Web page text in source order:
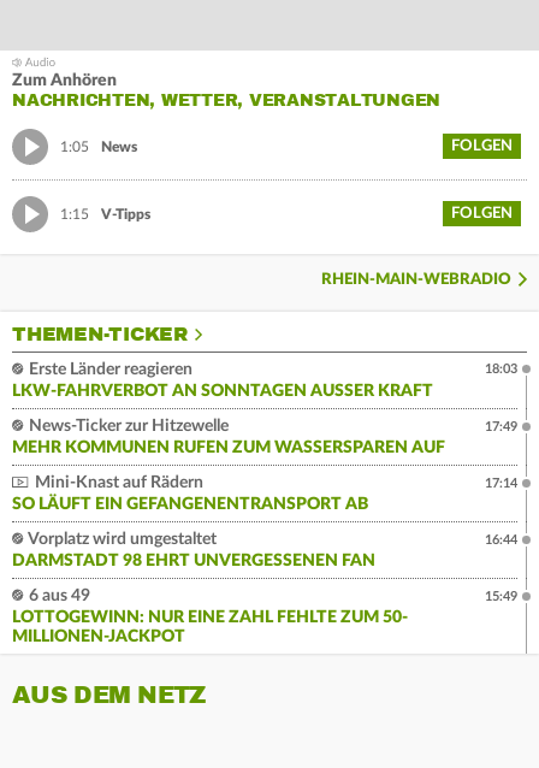
Zum Anhören
NACHRICHTEN, WETTER, VERANSTALTUNGEN
1:05 News FOLGEN
1:15 V-Tipps FOLGEN
RHEIN-MAIN-WEBRADIO
THEMEN-TICKER
Erste Länder reagieren
LKW-FAHRVERBOT AN SONNTAGEN AUSSER KRAFT
18:03
News-Ticker zur Hitzewelle
MEHR KOMMUNEN RUFEN ZUM WASSERSPAREN AUF
17:49
Mini-Knast auf Rädern
SO LÄUFT EIN GEFANGENENTRANSPORT AB
17:14
Vorplatz wird umgestaltet
DARMSTADT 98 EHRT UNVERGESSENEN FAN
16:44
6 aus 49
LOTTOGEWINN: NUR EINE ZAHL FEHLTE ZUM 50-
MILLIONEN-JACKPOT
15:49
AUS DEM NETZ